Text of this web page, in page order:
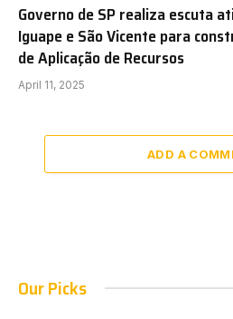
Governo de SP realiza escuta
Iguape e São Vicente para
de Aplicação de Recursos
April 11, 2025
ADD A
Our Picks